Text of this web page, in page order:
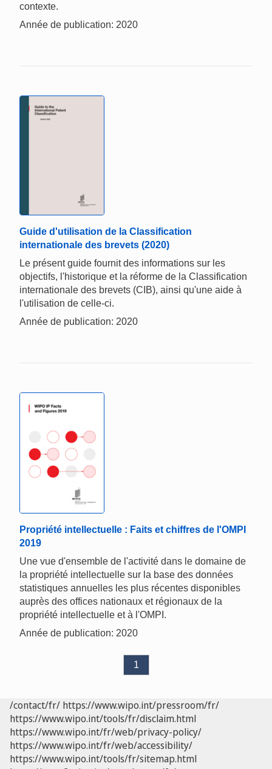
contexte.
Année de publication: 2020
Guide d'utilisation de la Classification
internationale des brevets (2020)
Le présent guide fournit des informations sur les
objectifs, l'historique et la réforme de la Classification
internationale des brevets (CIB), ainsi qu'une aide à
l'utilisation de celle-ci.
Année de publication: 2020
Propriété intellectuelle : Faits et chiffres de l'OMPI
2019
Une vue d'ensemble de l'activité dans le domaine de
la propriété intellectuelle sur la base des données
statistiques annuelles les plus récentes disponibles
auprès des offices nationaux et régionaux de la
propriété intellectuelle et à l'OMPI.
Année de publication: 2020
1
/contact/fr/ https://www.wipo.int/pressroom/fr/
https://www.wipo.int/tools/fr/disclaim.html
https://www.wipo.int/fr/web/privacy-policy/
https://www.wipo.int/fr/web/accessibility/
https://www.wipo.int/tools/fr/sitemap.html